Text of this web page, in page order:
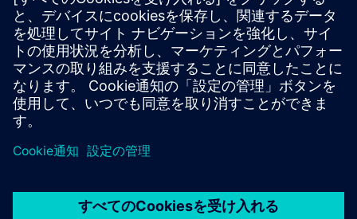
製品フライヤー：スキャンからシミュレーションモデルま
での5つのステップ
必要条件